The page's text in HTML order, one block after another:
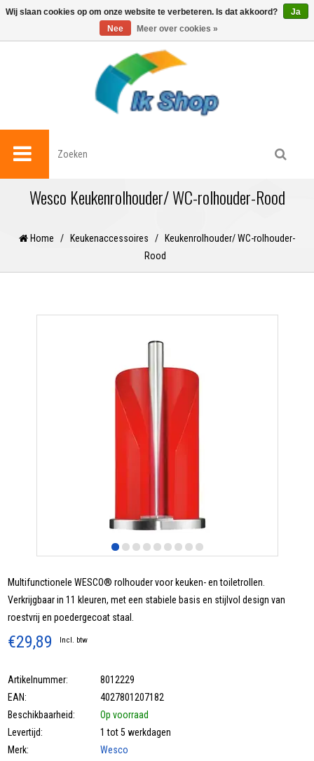
0
Wesco Keukenrolhouder/ WC-rolhouder-Rood
Home / Keukenaccessoires /
Keukenrolhouder/ WC-rolhouder-
Rood
Multifunctionele WESCO® rolhouder voor keuken- en toiletrollen.
Verkrijgbaar in 11 kleuren, met een stabiele basis en stijlvol design van
roestvrij en poedergecoat staal.
€29,89 Incl. btw
Artikelnummer:
8012229
EAN:
4027801207182
Beschikbaarheid:
Op voorraad
Levertijd:
1 tot 5 werkdagen
Merk:
Wesco
Wij slaan cookies op om onze website te verbeteren. Is dat akkoord?
Ja
Nee
Meer over cookies »